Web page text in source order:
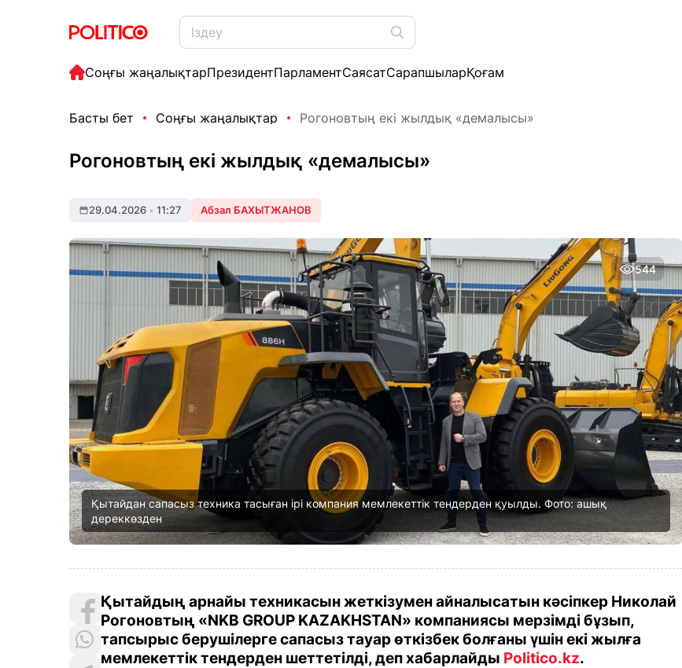
Соңғы жаңалықтарПрезидентПарламентСаясатСарапшыларҚоғам
Басты бет Соңғы жаңалықтар Рогоновтың екі жылдық «демалысы»
Рогоновтың екі жылдық «демалысы»
29.04.2026 • 11:27 Абзал БАХЫТЖАНОВ
544
Қытайдан сапасыз техника тасыған ірі компания мемлекеттік тендерден қуылды. Фото: ашық
дереккөзден
Қытайдың арнайы техникасын жеткізумен айналысатын кәсіпкер Николай
Рогоновтың «NKB GROUP KAZAKHSTAN» компаниясы мерзімді бұзып,
тапсырыс берушілерге сапасыз тауар өткізбек болғаны үшін екі жылға
мемлекеттік тендерден шеттетілді, деп хабарлайды Politico.kz.